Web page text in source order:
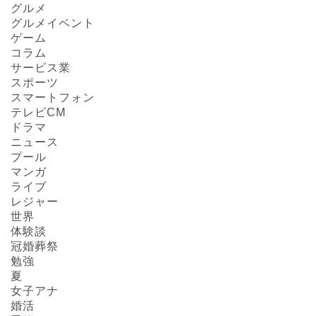
グルメ
グルメイベント
ゲーム
コラム
サービス業
スポーツ
スマートフォン
テレビCM
ドラマ
ニュース
プール
マンガ
ライブ
レジャー
世界
体験談
冠婚葬祭
勉強
夏
女子アナ
婚活